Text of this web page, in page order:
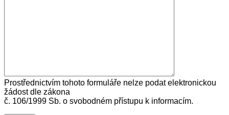
Prostřednictvím tohoto formuláře nelze podat elektronickou
žádost dle zákona
č. 106/1999 Sb. o svobodném přístupu k informacím.